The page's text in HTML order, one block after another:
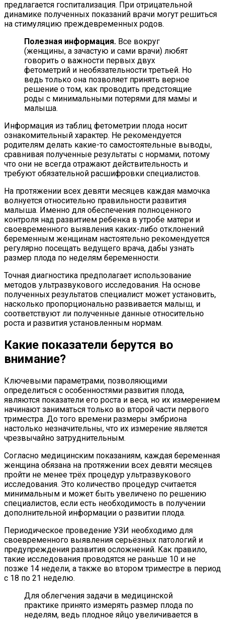
предлагается госпитализация. При отрицательной
динамике полученных показаний врачи могут решиться
на стимуляцию преждевременных родов.
Полезная информация. Все вокруг
(женщины, а зачастую и сами врачи) любят
говорить о важности первых двух
фетометрий и необязательности третьей. Но
ведь только она позволяет принять верное
решение о том, как проводить предстоящие
роды с минимальными потерями для мамы и
малыша.
Информация из таблиц фетометрии плода носит
ознакомительный характер. Не рекомендуется
родителям делать какие-то самостоятельные выводы,
сравнивая полученные результаты с нормами, потому
что они не всегда отражают действительность и
требуют обязательной расшифровки специалистов.
На протяжении всех девяти месяцев каждая мамочка
волнуется относительно правильности развития
малыша. Именно для обеспечения полноценного
контроля над развитием ребенка в утробе матери и
своевременного выявления каких-либо отклонений
беременным женщинам настоятельно рекомендуется
регулярно посещать ведущего врача, дабы узнать
размер плода по неделям беременности.
Точная диагностика предполагает использование
методов ультразвукового исследования. На основе
полученных результатов специалист может установить,
насколько пропорционально развивается малыш, и
соответствуют ли полученные данные относительно
роста и развития установленным нормам.
Какие показатели берутся во
внимание?
Ключевыми параметрами, позволяющими
определиться с особенностями развития плода,
являются показатели его роста и веса, но их измерением
начинают заниматься только во второй части первого
триместра. До того времени размеры эмбриона
настолько незначительны, что их измерение является
чрезвычайно затруднительным.
Согласно медицинским показаниям, каждая беременная
женщина обязана на протяжении всех девяти месяцев
пройти не менее трёх процедур ультразвукового
исследования. Это количество процедур считается
минимальным и может быть увеличено по решению
специалистов, если есть необходимость в получении
дополнительной информации о развитии плода.
Периодическое проведение УЗИ необходимо для
своевременного выявления серьёзных патологий и
предупреждения развития осложнений. Как правило,
такие исследования проводятся не раньше 10 и не
позже 14 недели, а также во втором триместре в период
с 18 по 21 неделю.
Для облегчения задачи в медицинской
практике принято измерять размер плода по
неделям, ведь плодное яйцо увеличивается в